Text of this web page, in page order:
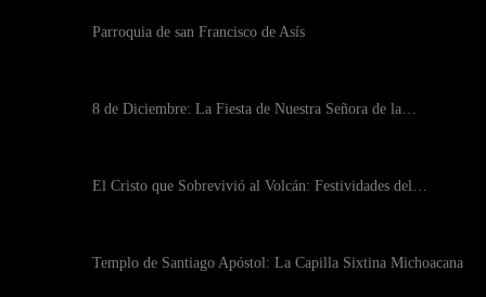
Parroquia de san Francisco de Asís
8 de Diciembre: La Fiesta de Nuestra Señora de la…
El Cristo que Sobrevivió al Volcán: Festividades del…
Templo de Santiago Apóstol: La Capilla Sixtina Michoacana